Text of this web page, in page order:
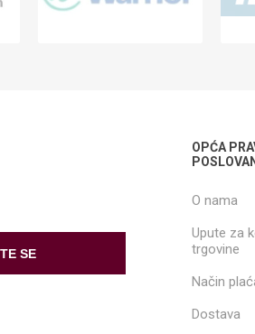
OPĆA
O nama
Upute za
trgovine
Način
Dostava